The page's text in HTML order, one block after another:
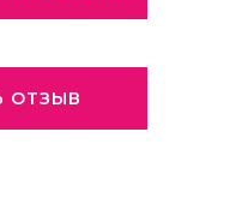
ОТЗЫВ